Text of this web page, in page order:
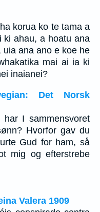
korua ko te tama a
ki ahau, a hoatu ana
ana ano e koe he
mai ai ia ki
inaianei?
Det Norsk
I sammensvoret
Hvorfor gav du
Gud for ham, så
mig og efterstrebe
Valera 1909